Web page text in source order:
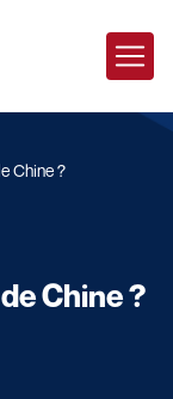
Chine ?
Chine ?